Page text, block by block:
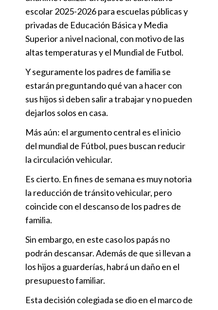
escolar 2025-2026 para escuelas públicas y
privadas de Educación Básica y Media
Superior a nivel nacional, con motivo de las
altas temperaturas y el Mundial de Futbol.
Y seguramente los padres de familia se
estarán preguntando qué van a hacer con
sus hijos si deben salir a trabajar y no pueden
dejarlos solos en casa.
Más aún: el argumento central es el inicio
del mundial de Fútbol, pues buscan reducir
la circulación vehicular.
Es cierto. En fines de semana es muy notoria
la reducción de tránsito vehicular, pero
coincide con el descanso de los padres de
familia.
Sin embargo, en este caso los papás no
podrán descansar. Además de que si llevan a
los hijos a guarderías, habrá un daño en el
presupuesto familiar.
Esta decisión colegiada se dio en el marco de